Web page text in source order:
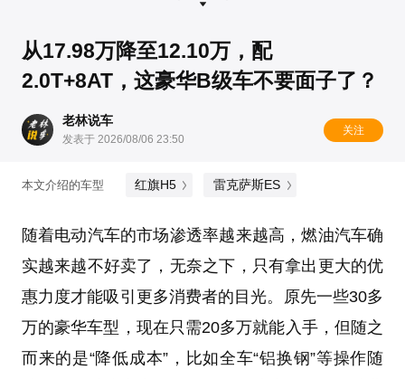
从17.98万降至12.10万，配
2.0T+8AT，这豪华B级车不要面子了？
老林说车
发表于 2026/08/06 23:50
关注
本文介绍的车型 红旗H5 雷克萨斯ES
随着电动汽车的市场渗透率越来越高，燃油汽车确
实越来越不好卖了，无奈之下，只有拿出更大的优
惠力度才能吸引更多消费者的目光。原先一些30多
万的豪华车型，现在只需20多万就能入手，但随之
而来的是“降低成本”，比如全车“铝换钢”等操作随